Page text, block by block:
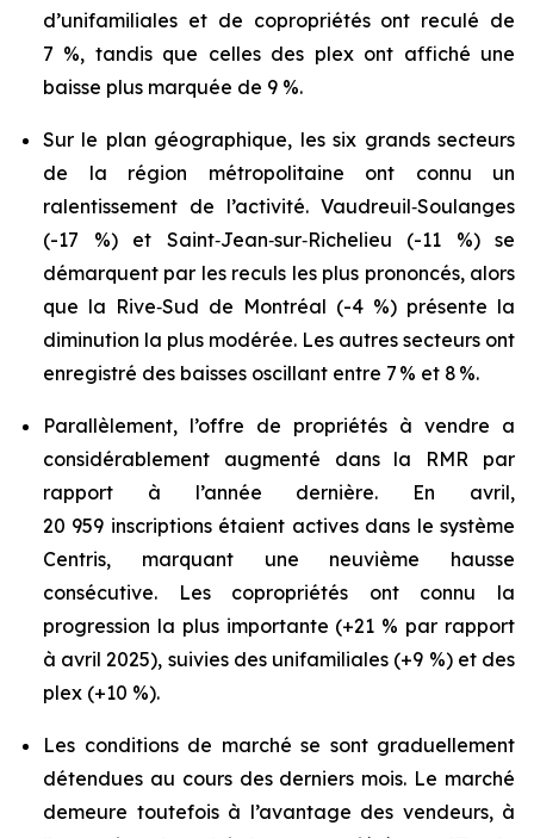
d’unifamiliales et de copropriétés ont reculé de
7 %, tandis que celles des plex ont affiché une
baisse plus marquée de 9 %.
Sur le plan géographique, les six grands secteurs
de la région métropolitaine ont connu un
ralentissement de l’activité. Vaudreuil‑Soulanges
(-17 %) et Saint‑Jean‑sur‑Richelieu (-11 %) se
démarquent par les reculs les plus prononcés, alors
que la Rive‑Sud de Montréal (-4 %) présente la
diminution la plus modérée. Les autres secteurs ont
enregistré des baisses oscillant entre 7 % et 8 %.
Parallèlement, l’offre de propriétés à vendre a
considérablement augmenté dans la RMR par
rapport à l’année dernière. En avril,
20 959 inscriptions étaient actives dans le système
Centris, marquant une neuvième hausse
consécutive. Les copropriétés ont connu la
progression la plus importante (+21 % par rapport
à avril 2025), suivies des unifamiliales (+9 %) et des
plex (+10 %).
Les conditions de marché se sont graduellement
détendues au cours des derniers mois. Le marché
demeure toutefois à l’avantage des vendeurs, à